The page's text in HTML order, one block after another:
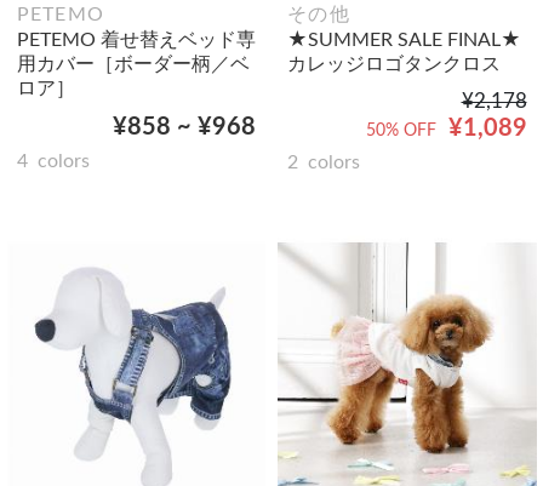
PETEMO
PETEMO 着せ替えベッド専
用カバー［ボーダー柄／ベ
ロア］
¥858 ~ ¥968
4 colors
その他
★SUMMER SALE FINAL★
カレッジロゴタンクロス
¥2,178
¥1,089
50% OFF
2 colors